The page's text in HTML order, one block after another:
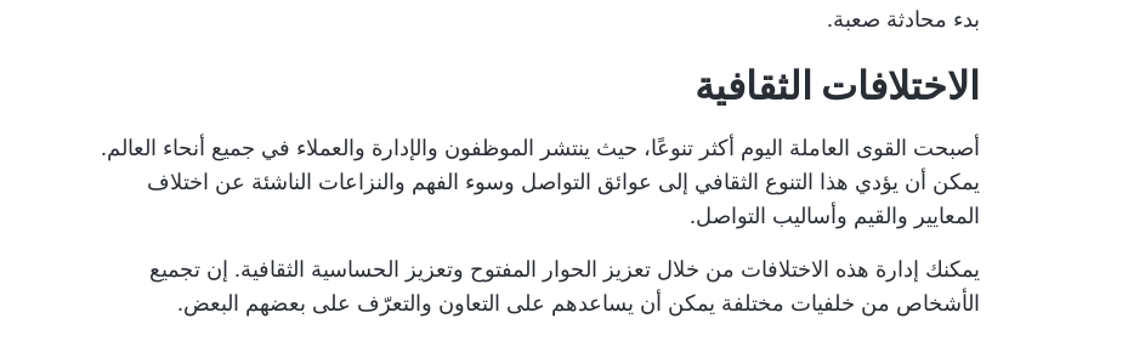
بدء محادثة صعبة.
الاختلافات الثقافية
أصبحت القوى العاملة اليوم أكثر تنوعًا، حيث ينتشر الموظفون والإدارة والعملاء في جميع أنحاء العالم.
يمكن أن يؤدي هذا التنوع الثقافي إلى عوائق التواصل وسوء الفهم والنزاعات الناشئة عن اختلاف
المعايير والقيم وأساليب التواصل.
يمكنك إدارة هذه الاختلافات من خلال تعزيز الحوار المفتوح وتعزيز الحساسية الثقافية. إن تجميع
الأشخاص من خلفيات مختلفة يمكن أن يساعدهم على التعاون والتعرّف على بعضهم البعض.